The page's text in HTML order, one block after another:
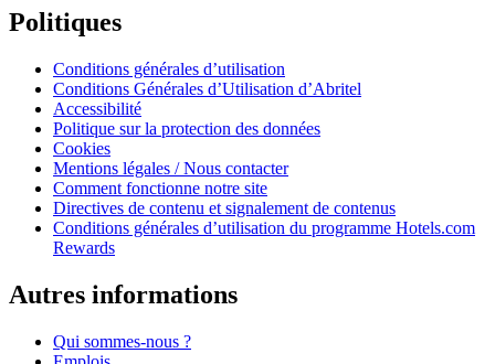
Politiques
Conditions générales d’utilisation
Conditions Générales d’Utilisation d’Abritel
Accessibilité
Politique sur la protection des données
Cookies
Mentions légales / Nous contacter
Comment fonctionne notre site
Directives de contenu et signalement de contenus
Conditions générales d’utilisation du programme Hotels.com
Rewards
Autres informations
Qui sommes-nous ?